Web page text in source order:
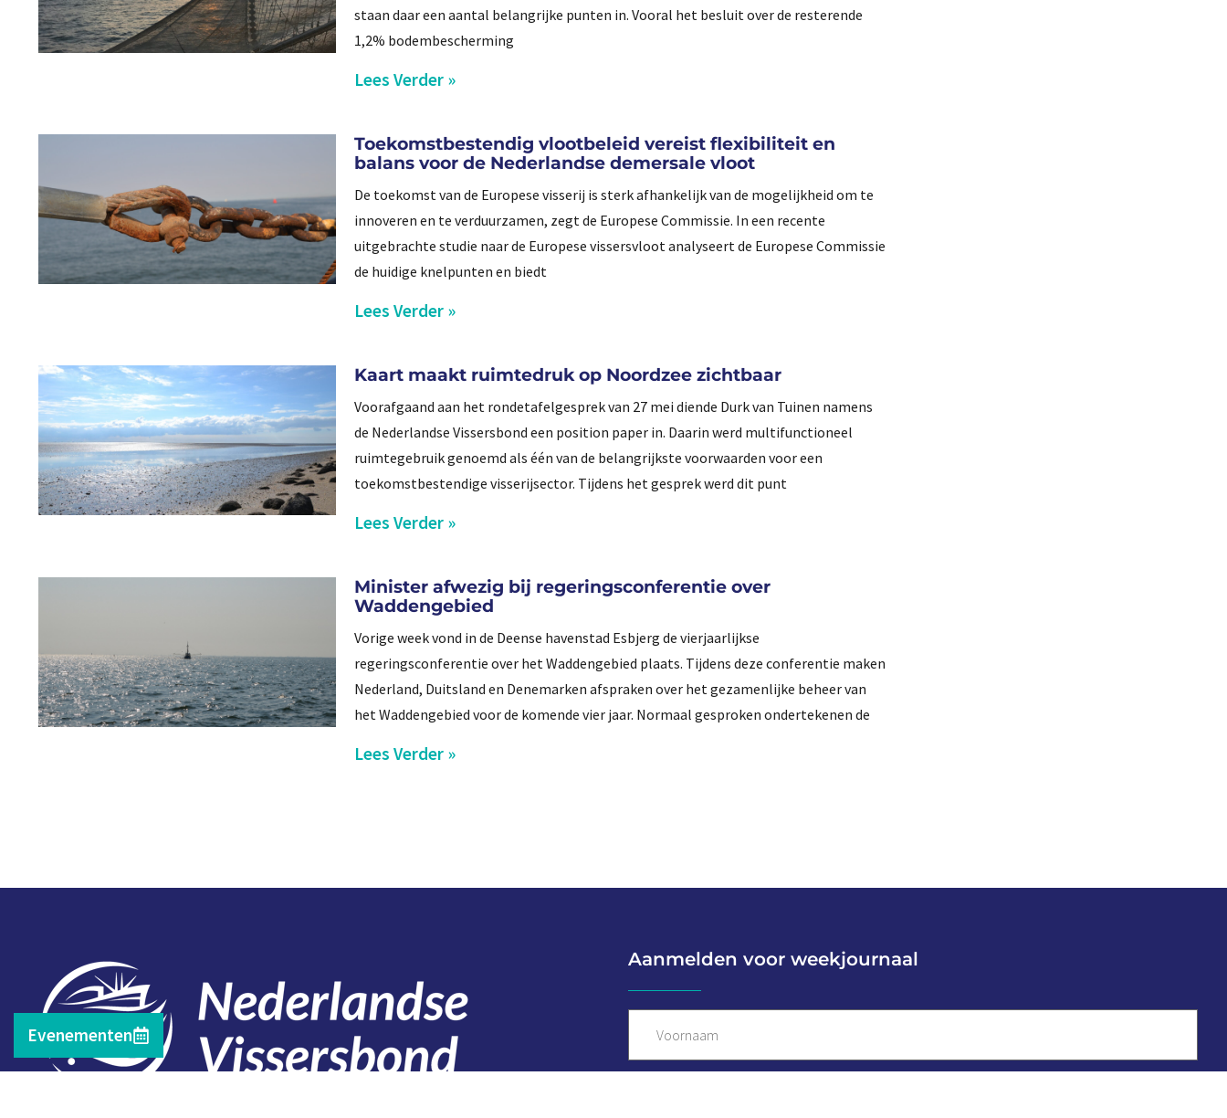
staan daar een aantal belangrijke punten in. Vooral het besluit over de resterende
1,2% bodembescherming
Lees Verder »
Toekomstbestendig vlootbeleid vereist flexibiliteit en
balans voor de Nederlandse demersale vloot
De toekomst van de Europese visserij is sterk afhankelijk van de mogelijkheid om te
innoveren en te verduurzamen, zegt de Europese Commissie. In een recente
uitgebrachte studie naar de Europese vissersvloot analyseert de Europese Commissie
de huidige knelpunten en biedt
Lees Verder »
Kaart maakt ruimtedruk op Noordzee zichtbaar
Voorafgaand aan het rondetafelgesprek van 27 mei diende Durk van Tuinen namens
de Nederlandse Vissersbond een position paper in. Daarin werd multifunctioneel
ruimtegebruik genoemd als één van de belangrijkste voorwaarden voor een
toekomstbestendige visserijsector. Tijdens het gesprek werd dit punt
Lees Verder »
Minister afwezig bij regeringsconferentie over
Waddengebied
Vorige week vond in de Deense havenstad Esbjerg de vierjaarlijkse
regeringsconferentie over het Waddengebied plaats. Tijdens deze conferentie maken
Nederland, Duitsland en Denemarken afspraken over het gezamenlijke beheer van
het Waddengebied voor de komende vier jaar. Normaal gesproken ondertekenen de
Lees Verder »
Evenementen
Aanmelden voor weekjournaal